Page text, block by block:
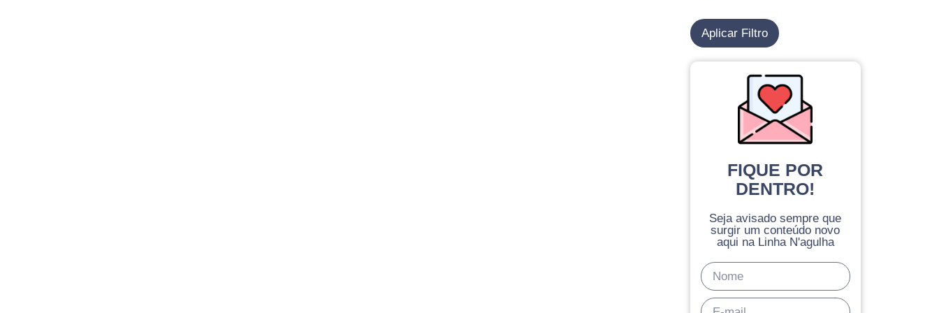
Aplicar Filtro
FIQUE POR
DENTRO!
Seja avisado sempre que
surgir um conteúdo novo
aqui na Linha N'agulha